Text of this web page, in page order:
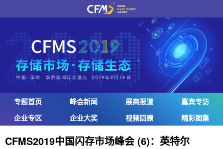
专题首页 峰会新闻 展商报道
嘉宾专访
企业专区
企业大奖 视频回顾 精彩图集
CFMS2019中国闪存市场峰会 (6)：英特尔